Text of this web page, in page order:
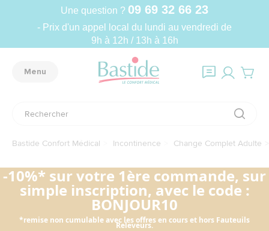
Une question ? 09 69 32 66 23
- Prix d'un appel local du lundi au vendredi de
9h à 12h / 13h à 16h
Menu
Bastide Confort Médical Incontinence Change Complet Adulte
-10%* sur votre 1ère commande, sur
simple inscription, avec le code :
BONJOUR10
*remise non cumulable avec les offres en cours et hors Fauteuils
Releveurs.